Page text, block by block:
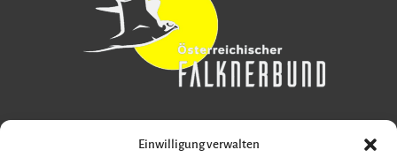
Einwilligung verwalten